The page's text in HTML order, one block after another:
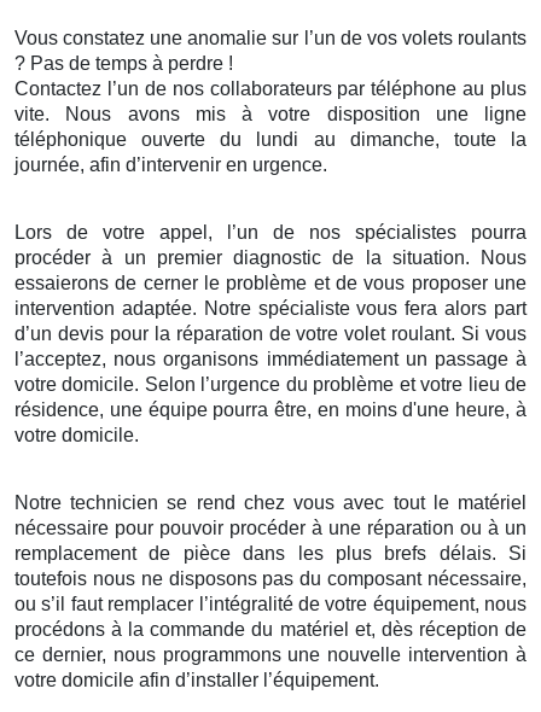
Vous constatez une anomalie sur l’un de vos volets roulants
? Pas de temps à perdre !
Contactez l’un de nos collaborateurs par téléphone au plus
vite. Nous avons mis à votre disposition une ligne
téléphonique ouverte du lundi au dimanche, toute la
journée, afin d’intervenir en urgence.
Lors de votre appel, l’un de nos spécialistes pourra
procéder à un premier diagnostic de la situation. Nous
essaierons de cerner le problème et de vous proposer une
intervention adaptée. Notre spécialiste vous fera alors part
d’un devis pour la réparation de votre volet roulant. Si vous
l’acceptez, nous organisons immédiatement un passage à
votre domicile. Selon l’urgence du problème et votre lieu de
résidence, une équipe pourra être, en moins d'une heure, à
votre domicile.
Notre technicien se rend chez vous avec tout le matériel
nécessaire pour pouvoir procéder à une réparation ou à un
remplacement de pièce dans les plus brefs délais. Si
toutefois nous ne disposons pas du composant nécessaire,
ou s’il faut remplacer l’intégralité de votre équipement, nous
procédons à la commande du matériel et, dès réception de
ce dernier, nous programmons une nouvelle intervention à
votre domicile afin d’installer l’équipement.